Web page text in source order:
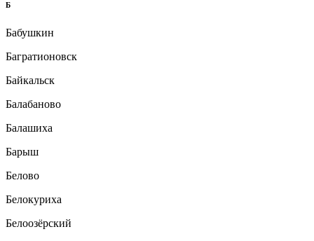
Б
Бабушкин
Багратионовск
Байкальск
Балабаново
Балашиха
Барыш
Белово
Белокуриха
Белоозёрский